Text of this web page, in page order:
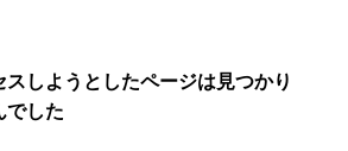
スしようとしたページは見つかり
でした